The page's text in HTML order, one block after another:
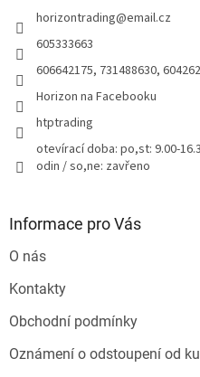
horizontrading@email.cz
605333663
606642175, 731488630,
Horizon na Facebooku
htptrading
otevírací doba: po,st: 9.00-
odin / so,ne: zavřeno
Informace pro Vás
O nás
Kontakty
Obchodní podmínky
Oznámení o odstoupení od